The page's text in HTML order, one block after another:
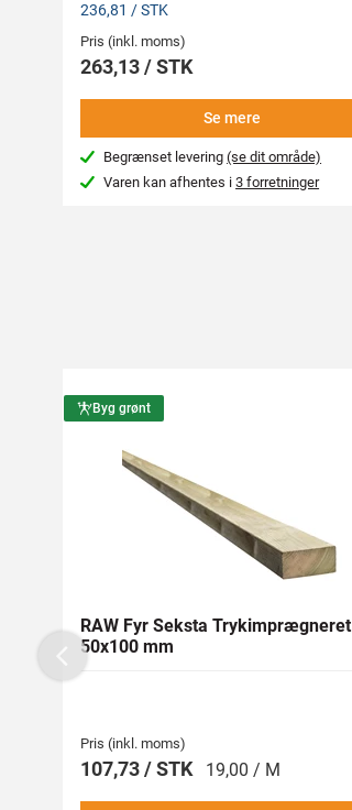
236,81 / STK
Pris (inkl. moms)
263,13 / STK
Se mere
Begrænset levering(se dit område)
Varen kan afhentes i3 forretninger
Byg grønt
RAW Fyr Seksta Trykimprægneret
50x100 mm
Pris (inkl. moms)
107,73 / STK 19,00 / M
Previous